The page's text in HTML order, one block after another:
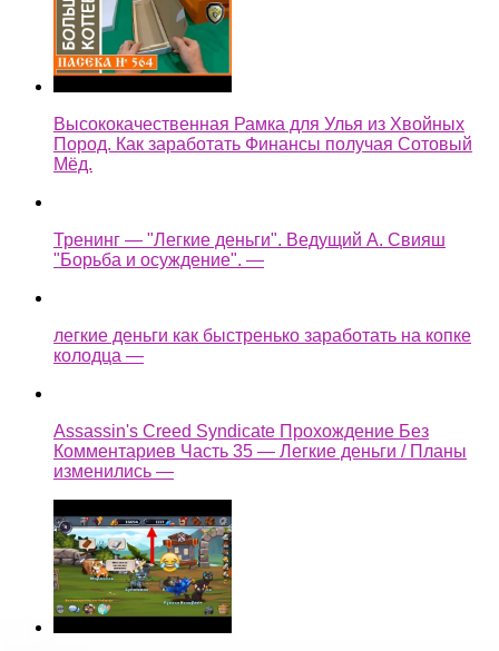
Высококачественная Рамка для Улья из Хвойных
Пород. Как заработать Финансы получая Сотовый
Мёд.
Тренинг — "Легкие деньги". Ведущий А. Свияш
"Борьба и осуждение". —
легкие деньги как быстренько заработать на копке
колодца —
Assassin's Creed Syndicate Прохождение Без
Комментариев Часть 35 — Легкие деньги / Планы
изменились —